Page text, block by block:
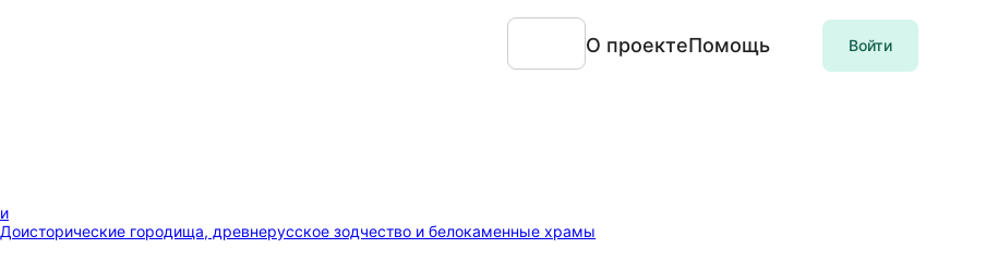
О проектеПомощь Войти
Доисторические городища, древнерусское зодчество и белокаменные храмы